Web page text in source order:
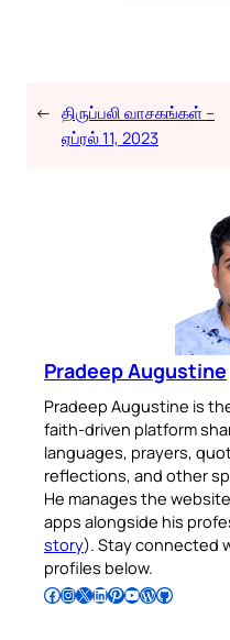
← திருப்பலி வாசகங்கள் –
ஏப்ரல் 11, 2023
Pradeep Augustine
Pradeep Augustine is
faith-driven platform
languages, prayers,
reflections, and other
He manages the
apps alongside his
story). Stay connected
profiles below.
Follow Pradeep on Facebook Follow Pradeep on InstagramFollow Pradeep on X Follow Pradeep on LinkedIn Follow Pradeep on Pinterest Subscribe to Pradeep’s Youtube Channel Follow Pradeep on WordPress Follow Pradeep on GitHub